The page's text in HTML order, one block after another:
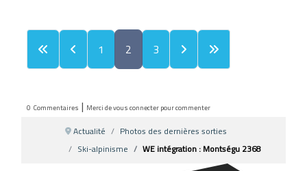
1 2 3
0 Commentaires | Merci de vous connecter pour commenter
Actualité
Photos des dernières sorties
Ski-alpinisme
WE intégration : Montségu 2368